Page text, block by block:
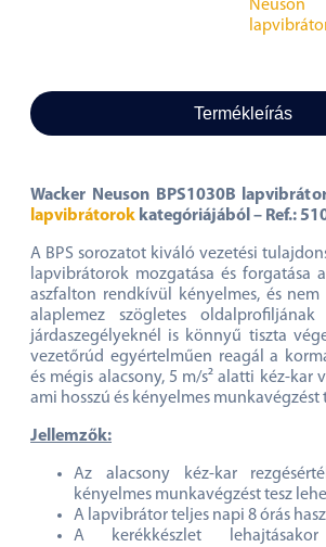
Neuson
Termékleírás
Wacker Neuson BPS1030B
lapvibrátorok kategóriájából – Ref.:
A BPS sorozatot kiváló vezetési
lapvibrátorok mozgatása és forgatása
aszfalton rendkívül kényelmes, és
alaplemez szögletes
járdaszegélyeknél is könnyű tiszta
vezetőrúd egyértelműen reagál a
és mégis alacsony, 5 m/s² alatti kéz-kar
ami hosszú és kényelmes munkavégzést
Jellemzők:
Az alacsony kéz-kar
kényelmes munkavégzést tesz
A lapvibrátor teljes napi 8 órás
A kerékkészlet